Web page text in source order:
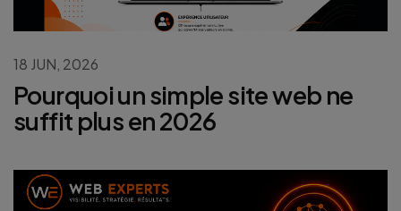
18 JUN, 2026
Pourquoi un simple site web ne
suffit plus en 2026